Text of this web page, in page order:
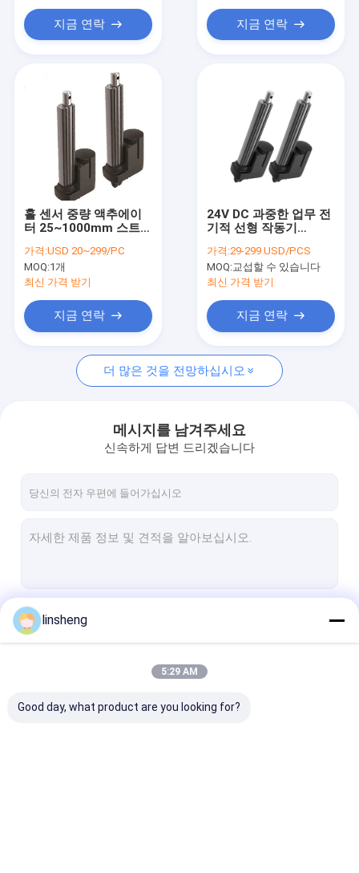
제품
우리에 대하여
공장 여행
품질 관리
뉴스
인용문을 요구하세요
선 작동기 제어기들
아주 튼튼하 선형 작동기
칼럼 작동기를 높이기
파워 윈도우 모터 장비
차량 보안 경보 시스템
지금 연락 지금 연락
홀 센서 중량 액추에이
터 25~1000mm 스트로
스프레이어
가격:USD 20~299/PC
MOQ:1개
최신 가격 받기
지금 연락
24V DC 과중한 업무 전
기적 선형 작동기
가격:29-299 USD/PCS
MOQ:교섭할 수 있습니다
최신 가격 받기
지금 연락
더 많은 것을 전망하십시오
메시지를 남겨주세요
신속하게 답변 드리겠습니다
linsheng
5:29 AM
Good day, what product are you looking for?